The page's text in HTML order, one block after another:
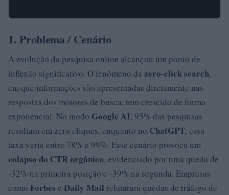
1. Problema / Cenário
A evolução da pesquisa online alcançou um ponto de
inflexão significativo. O fenômeno da zero-click search,
em que informações são apresentadas diretamente nas
respostas dos motores de busca, tem crescido de forma
exponencial. No modo Google AI, 95% das pesquisas
resultam em zero cliques, enquanto no ChatGPT, essa
taxa varia entre 78% e 99%. Esse cenário provoca um
colapso do CTR orgânico, evidenciado por uma queda de
-32% na primeira posição e -39% na segunda. Empresas
como Forbes e Daily Mail relataram quedas de tráfego de